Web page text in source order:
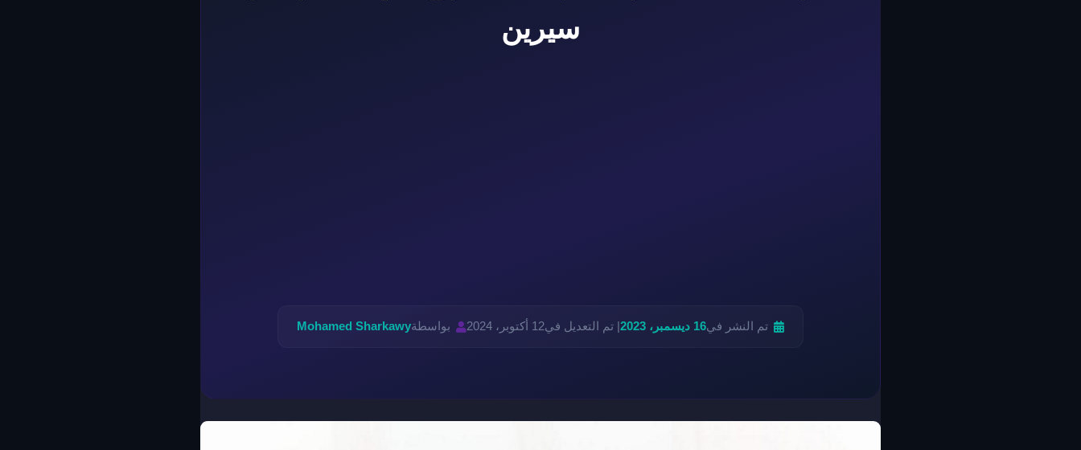
سيرين
تم النشر في16 ديسمبر، 2023 | تم التعديل في12 أكتوبر، 2024 بواسطةMohamed Sharkawy